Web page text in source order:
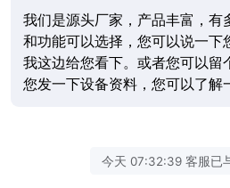
我们是源头厂家，产品丰富，有
和功能可以选择，您可以说一下
我这边给您看下。或者您可以留
您发一下设备资料，您可以了解
今天 07:32:39 客服已